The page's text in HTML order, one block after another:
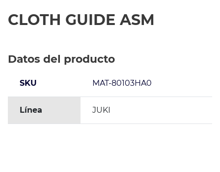
CLOTH GUIDE ASM
Datos del producto
SKU MAT-80103HA0
Línea JUKI